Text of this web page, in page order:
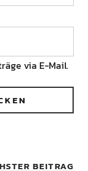
via E-Mail.
BEITRAG